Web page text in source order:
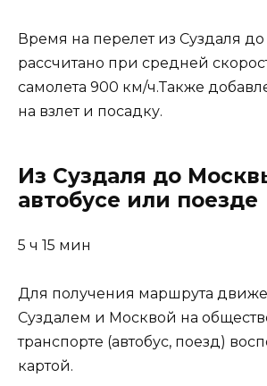
Время на перелет из Суздаля
рассчитано при средней
самолета 900 км/ч.Также
на взлет и посадку.
Из Суздаля до
автобусе или поезде
5 ч 15 мин
Для получения маршрута
Суздалем и Москвой на
транспорте (автобус, поезд)
картой.